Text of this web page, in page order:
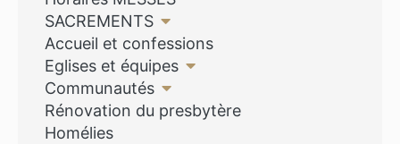
SACREMENTS
Accueil et confessions
Eglises et équipes
Communautés
Rénovation du presbytère
Homélies